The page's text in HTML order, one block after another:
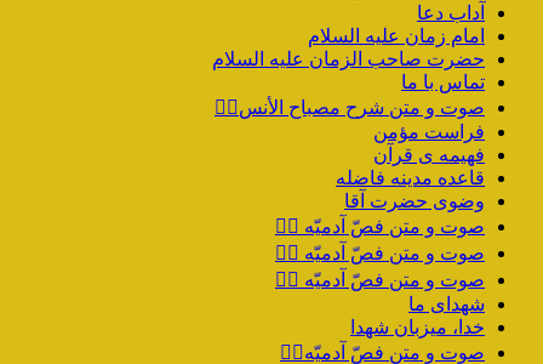
آداب دعا
امام زمان علیه السلام
حضرت صاحب الزمان علیه السلام
تماس با ما
صوت و متن شرح مصباح الأنس۱️⃣
فراست مؤمن
فهیمه ی قرآن
قاعده مدینه فاضله
وضوی حضرت آقا
صوت و متن فصّ آدمیّه ۴️⃣
صوت و متن فصّ آدمیّه ۳️⃣
صوت و متن فصّ آدمیّه ۲️⃣
شهدای ما
خدا، میزبان شهدا
صوت و متن فصّ آدمیّه۱️⃣